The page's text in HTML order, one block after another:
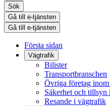
Sök
Gå till e-tjänsten
Gå till e-tjänsten
Första sidan
Vägtrafik
Bilister
Transportbranschen
Övriga företag
Säkerhet och
Resande i vägtrafik